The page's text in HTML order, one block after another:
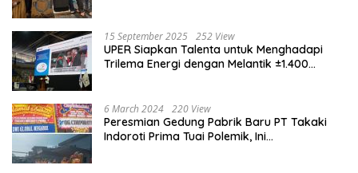
15 September 2025 252 View
UPER Siapkan Talenta untuk Menghadapi
Trilema Energi dengan Melantik ±1.400
6 March 2024 220 View
Peresmian Gedung Pabrik Baru PT Takaki
Indoroti Prima Tuai Polemik, Ini